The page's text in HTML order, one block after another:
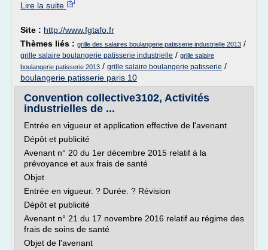
Lire la suite
Site : http://www.fgtafo.fr
Thèmes liés : grille des salaires boulangerie patisserie industrielle 2013 /
grille salaire boulangerie patisserie industrielle / grille salaire
boulangerie patisserie 2013 / grille salaire boulangerie patisserie /
boulangerie patisserie paris 10
Convention collective3102, Activités
industrielles de ...
Entrée en vigueur et application effective de l'avenant
Dépôt et publicité
Avenant n° 20 du 1er décembre 2015 relatif à la
prévoyance et aux frais de santé
Objet
Entrée en vigueur. ? Durée. ? Révision
Dépôt et publicité
Avenant n° 21 du 17 novembre 2016 relatif au régime des
frais de soins de santé
Objet de l'avenant